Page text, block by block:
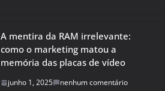
A mentira da RAM irrelevante:
como o marketing matou a
memória das placas de vídeo
junho 1, 2025 nenhum comentário